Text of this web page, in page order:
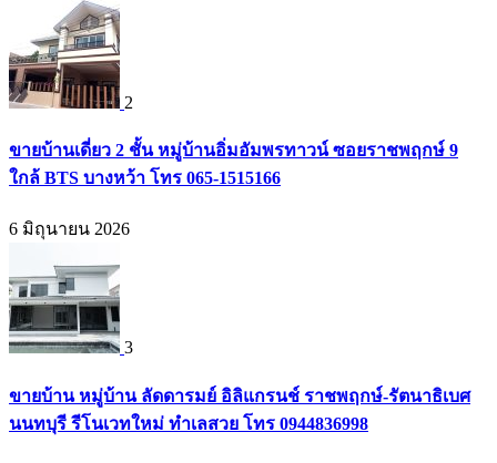
2
ขายบ้านเดี่ยว 2 ชั้น หมู่บ้านอิ่มอัมพรทาวน์ ซอยราชพฤกษ์ 9
ใกล้ BTS บางหว้า โทร 065-1515166
6 มิถุนายน 2026
3
ขายบ้าน หมู่บ้าน ลัดดารมย์ อิลิแกรนช์ ราชพฤกษ์-รัตนาธิเบศ
นนทบุรี รีโนเวทใหม่ ทำเลสวย โทร 0944836998